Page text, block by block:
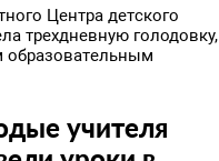
Центра детского
трехдневную голодовку,
образовательным
учителя